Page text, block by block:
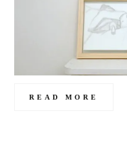
READ MORE